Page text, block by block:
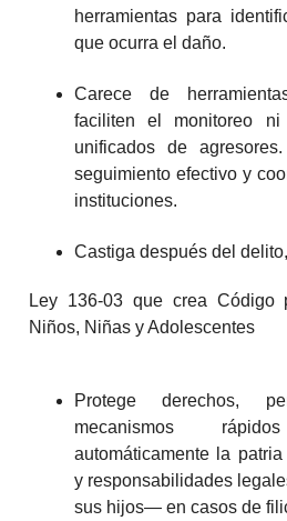
herramientas para
que ocurra el daño.
Carece de
faciliten el monitoreo ni
unificados de
seguimiento efectivo y
instituciones.
Castiga después del
Ley 136-03 que crea Código
Niños, Niñas y Adolescentes
Protege derechos,
mecanismos
automáticamente la
y responsabilidades
sus hijos— en casos de